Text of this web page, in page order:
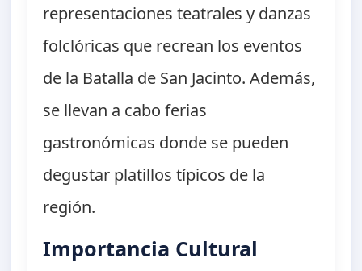
representaciones teatrales y danzas
folclóricas que recrean los eventos
de la Batalla de San Jacinto. Además,
se llevan a cabo ferias
gastronómicas donde se pueden
degustar platillos típicos de la
región.
Importancia Cultural